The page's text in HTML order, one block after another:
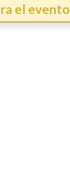
el evento